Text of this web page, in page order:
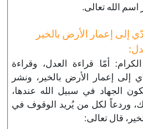
اسم الله تعالى.
إلى إعمار الأرض بالخير
الكرام: أمّا قراءة العدل، وقراءة
إلى إعمار الأرض بالخير، ونشر
الجهاد في سبيل الله عندها،
وردعاً لكل من يُريد الوقوف في
قال تعالى: